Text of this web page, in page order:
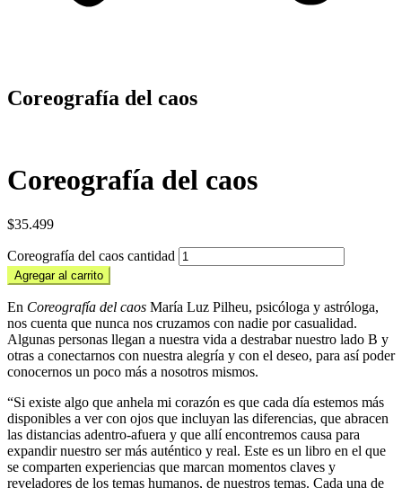
Coreografía del caos
Coreografía del caos
$35.499
Coreografía del caos cantidad
Agregar al carrito
En Coreografía del caos María Luz Pilheu, psicóloga y astróloga,
nos cuenta que nunca nos cruzamos con nadie por casualidad.
Algunas personas llegan a nuestra vida a destrabar nuestro lado B y
otras a conectarnos con nuestra alegría y con el deseo, para así poder
conocernos un poco más a nosotros mismos.
“Si existe algo que anhela mi corazón es que cada día estemos más
disponibles a ver con ojos que incluyan las diferencias, que abracen
las distancias adentro-afuera y que allí encontremos causa para
expandir nuestro ser más auténtico y real. Este es un libro en el que
se comparten experiencias que marcan momentos claves y
reveladores de los temas humanos, de nuestros temas. Cada una de